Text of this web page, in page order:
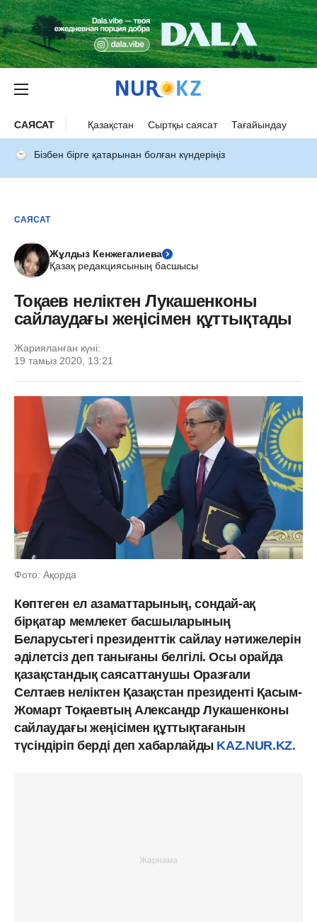
САЯСАТ Қазақстан Сыртқы саясат Тағайындау
Бізбен бірге қатарынан болған күндеріңіз
САЯСАТ
Жұлдыз Кенжегалиева
Қазақ редакциясының басшысы
Тоқаев неліктен Лукашенконы
сайлаудағы жеңісімен құттықтады
Жарияланған күні:
19 тамыз 2020, 13:21
Фото: Ақорда
Көптеген ел азаматтарының, сондай-ақ
бірқатар мемлекет басшыларының
Беларусьтегі президенттік сайлау нәтижелерін
әділетсіз деп танығаны белгілі. Осы орайда
қазақстандық саясаттанушы Оразғали
Селтаев неліктен Қазақстан президенті Қасым-
Жомарт Тоқаевтың Александр Лукашенконы
сайлаудағы жеңісімен құттықтағанын
түсіндіріп берді деп хабарлайды KAZ.NUR.KZ.